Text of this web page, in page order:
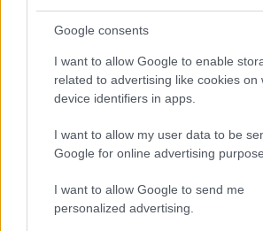
Google consents
I want to allow Google to enable
related to advertising like cookies on
device identifiers in apps.
I want to allow my user data to be
Google for online advertising
I want to allow Google to send me
personalized advertising.
via